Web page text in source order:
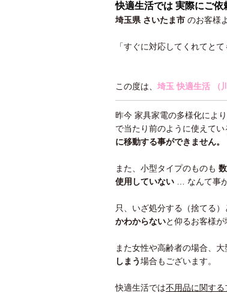
快適生活では 実際にご依
埼玉県 さいたま市 のお客様
「すぐに対応してくれてと
この度は、 埼玉 快適生活 （
昨今 家具家電の多様化により
で当たり前のように使えて
に移動する事ができません。
また、小型タイプのものも
使用していない … なんて事
只、いざ処分する（捨てる）
かわからないと仰るお客様が
また女性や高齢者の場合、
しまう場合もございます。
快適生活では不用品に関す